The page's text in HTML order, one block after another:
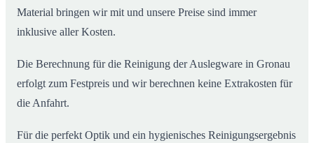
Material bringen wir mit und unsere Preise sind immer
inklusive aller Kosten.
Die Berechnung für die Reinigung der Auslegware in Gronau
erfolgt zum Festpreis und wir berechnen keine Extrakosten für
die Anfahrt.
Für die perfekt Optik und ein hygienisches Reinigungsergebnis